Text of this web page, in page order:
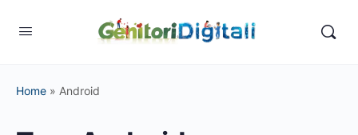
Home » Android